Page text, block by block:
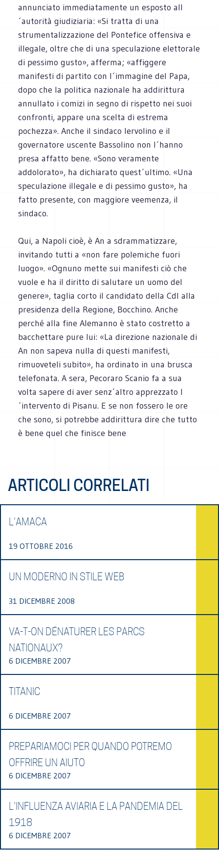
annunciato immediatamente un esposto all
´autorità giudiziaria: «Si tratta di una
strumentalizzazione del Pontefice offensiva e
illegale, oltre che di una speculazione elettorale
di pessimo gusto», afferma; «affiggere
manifesti di partito con l´immagine del Papa,
dopo che la politica nazionale ha addirittura
annullato i comizi in segno di rispetto nei suoi
confronti, appare una scelta di estrema
pochezza». Anche il sindaco Iervolino e il
governatore uscente Bassolino non l´hanno
presa affatto bene. «Sono veramente
addolorato», ha dichiarato quest´ultimo. «Una
speculazione illegale e di pessimo gusto», ha
fatto presente, con maggiore veemenza, il
sindaco.
Qui, a Napoli cioè, è An a sdrammatizzare,
invitando tutti a «non fare polemiche fuori
luogo». «Ognuno mette sui manifesti ciò che
vuole e ha il diritto di salutare un uomo del
genere», taglia corto il candidato della Cdl alla
presidenza della Regione, Bocchino. Anche
perché alla fine Alemanno è stato costretto a
bacchettare pure lui: «La direzione nazionale di
An non sapeva nulla di questi manifesti,
rimuoveteli subito», ha ordinato in una brusca
telefonata. A sera, Pecoraro Scanio fa a sua
volta sapere di aver senz´altro apprezzato l
´intervento di Pisanu. E se non fossero le ore
che sono, si potrebbe addirittura dire che tutto
è bene quel che finisce bene
ARTICOLI CORRELATI
L'AMACA
19 OTTOBRE 2016
UN MODERNO IN STILE WEB
31 DICEMBRE 2008
VA-T-ON DÉNATURER LES PARCS
NATIONAUX?
6 DICEMBRE 2007
TITANIC
6 DICEMBRE 2007
PREPARIAMOCI PER QUANDO POTREMO
OFFRIRE UN AIUTO
6 DICEMBRE 2007
L'INFLUENZA AVIARIA E LA PANDEMIA DEL
1918
6 DICEMBRE 2007